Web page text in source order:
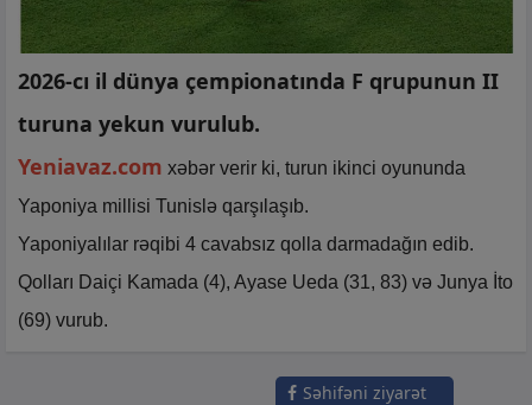
2026-cı il dünya çempionatında F qrupunun II
turuna yekun vurulub.
Yeniavaz.com xəbər verir ki, turun ikinci oyununda
Yaponiya millisi Tunislə qarşılaşıb.
Yaponiyalılar rəqibi 4 cavabsız qolla darmadağın edib.
Qolları Daiçi Kamada (4), Ayase Ueda (31, 83) və Junya İto
(69) vurub.
Səhifəni ziyarət